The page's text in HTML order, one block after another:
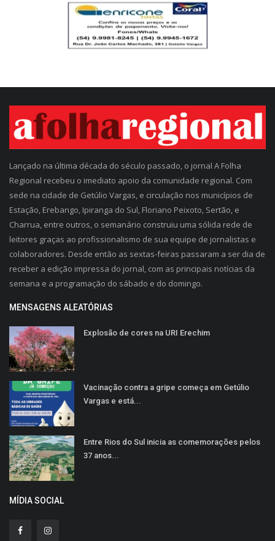
Lançado na última década do século passado, o jornal A Folha
Regional recebeu o imediato apoio da comunidade regional. Com
sede na cidade de Getúlio Vargas, e circulação nos municípios de
Estação, Erebango, Ipiranga do Sul, Floriano Peixoto, Sertão, e
Charrua, entre outros, o semanário construiu uma sólida rede de
leitores graças ao profissionalismo de sua equipe de jornalistas e
colaboradores. Desde então as sextas-feiras passaram a ser dia de
receber a edição impressa do jornal, com as principais notícias da
semana e a programação do sábado e do domingo.
MENSAGENS ALEATÓRIAS
Explosão de cores na URI Erechim
Vacinação contra a gripe começa em Getúlio
Vargas e está...
Entre Rios do Sul inicia as comemorações pelos
37 anos...
MÍDIA SOCIAL